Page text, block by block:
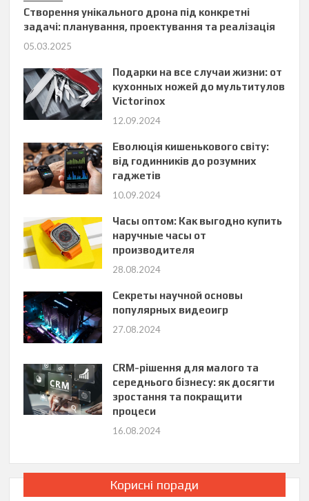
Створення унікального дрона під конкретні
задачі: планування, проектування та реалізація
05.03.2025
Подарки на все случаи жизни: от
кухонных ножей до мультитулов
Victorinox
12.09.2024
Еволюція кишенькового світу:
від годинників до розумних
гаджетів
10.09.2024
Часы оптом: Как выгодно купить
наручные часы от
производителя
28.08.2024
Секреты научной основы
популярных видеоигр
27.08.2024
CRM-рішення для малого та
середнього бізнесу: як досягти
зростання та покращити
процеси
16.08.2024
Корисні поради